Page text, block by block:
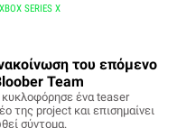
XBOX SERIES X
του επόμενο
Team
κυκλοφόρησε ένα teaser
της project και επισημαίνει
σύντομα.